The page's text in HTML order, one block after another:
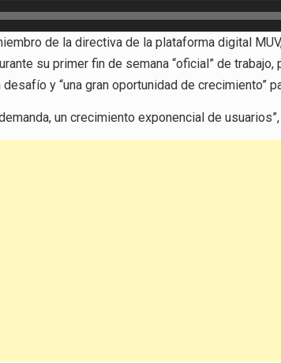
de la directiva de la plataforma digital
su primer fin de semana “oficial” de
desafío y “una gran oportunidad de crecimiento”
un crecimiento exponencial de